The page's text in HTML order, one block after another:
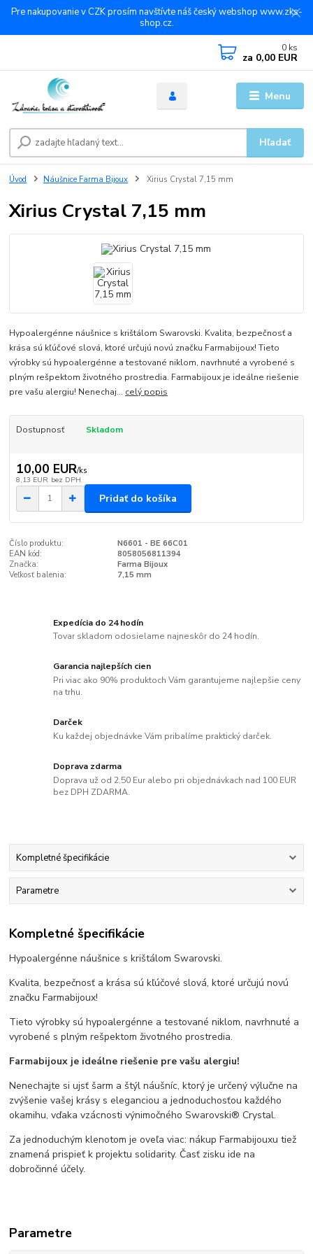
Pre nakupovanie v CZK prosím navštívte náš český webshop www.zks-
shop.cz.
Menu
Hľadať
0 ks
za 0,00 EUR
Úvod Náušnice Farma Bijoux Xirius Crystal 7,15 mm
Xirius Crystal 7,15 mm
Hypoalergénne náušnice s krištálom Swarovski. Kvalita, bezpečnosť a
krása sú kľúčové slová, ktoré určujú novú značku Farmabijoux! Tieto
výrobky sú hypoalergénne a testované niklom, navrhnuté a vyrobené s
plným rešpektom životného prostredia. Farmabijoux je ideálne riešenie
pre vašu alergiu! Nenechaj... celý popis
Dostupnosť Skladom
10,00 EUR/ks
8,13 EUR bez DPH
Pridať do košíka
Číslo produktu:
N6601 - BE 66C01
EAN kód:
8058056811394
Značka:
Farma Bijoux
Veľkosť balenia:
7,15 mm
Expedícia do 24 hodín
Tovar skladom odosielame najneskôr do 24 hodín.
Garancia najlepších cien
Pri viac ako 90% produktoch Vám garantujeme najlepšie ceny
na trhu.
Darček
Ku každej objednávke Vám pribalíme praktický darček.
Doprava zdarma
Doprava už od 2,50 Eur alebo pri objednávkach nad 100 EUR
bez DPH ZDARMA.
Kompletné špecifikácie
Parametre
Kompletné špecifikácie
Hypoalergénne náušnice s krištálom Swarovski.
Kvalita, bezpečnosť a krása sú kľúčové slová, ktoré určujú novú
značku Farmabijoux!
Tieto výrobky sú hypoalergénne a testované niklom, navrhnuté a
vyrobené s plným rešpektom životného prostredia.
Farmabijoux je ideálne riešenie pre vašu alergiu!
Nenechajte si ujsť šarm a štýl náušníc, ktorý je určený výlučne na
zvýšenie vašej krásy s eleganciou a jednoduchosťou každého
okamihu, vďaka vzácnosti výnimočného Swarovski® Crystal.
Za jednoduchým klenotom je oveľa viac: nákup Farmabijouxu tiež
znamená prispieť k projektu solidarity. Časť zisku ide na
dobročinné účely.
Parametre